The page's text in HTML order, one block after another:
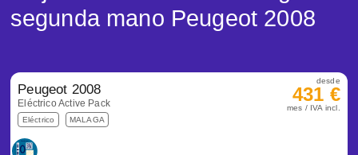
segunda mano Peugeot 2008
Peugeot 2008
Eléctrico Active Pack
Eléctrico MALAGA
desde
431 €
mes / IVA incl.